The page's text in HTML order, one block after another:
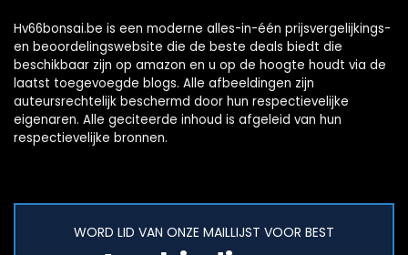
Hv66bonsai.be is een moderne alles-in-één prijsvergelijkings-
en beoordelingswebsite die de beste deals biedt die
beschikbaar zijn op amazon en u op de hoogte houdt via de
laatst toegevoegde blogs. Alle afbeeldingen zijn
auteursrechtelijk beschermd door hun respectievelijke
eigenaren. Alle geciteerde inhoud is afgeleid van hun
respectievelijke bronnen.
WORD LID VAN ONZE MAILLIJST VOOR BEST